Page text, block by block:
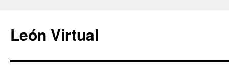
León Virtual